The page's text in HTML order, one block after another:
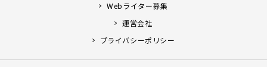
Webライター募集
運営会社
プライバシーポリシー